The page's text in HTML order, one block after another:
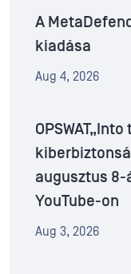
A
kiadása
Aug 4, 2026
augusztus
YouTube-on
Aug 3, 2026